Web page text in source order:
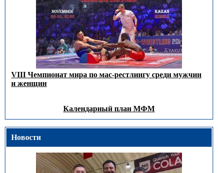
VIII Чемпионат мира по мас-рестлингу среди мужчин
и женщин
Календарный план МФМ
Новости